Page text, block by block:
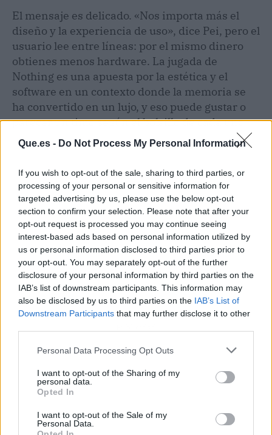
Que.es - Do Not Process My Personal Information
If you wish to opt-out of the sale, sharing to third parties, or
processing of your personal or sensitive information for
targeted advertising by us, please use the below opt-out
section to confirm your selection. Please note that after your
opt-out request is processed you may continue seeing
interest-based ads based on personal information utilized by
us or personal information disclosed to third parties prior to
your opt-out. You may separately opt-out of the further
disclosure of your personal information by third parties on the
IAB’s list of downstream participants. This information may
also be disclosed by us to third parties on the IAB’s List of
Downstream Participants that may further disclose it to other
Personal Data Processing Opt Outs
I want to opt-out of the Sharing of my
personal data.
Opted In
I want to opt-out of the Sale of my
Personal Data.
El mensaje es delicado. «Nos importa más el
diseño y la experiencia de uso», dice Pei, pero el
usuario lee entre líneas: por el mismo dinero
obtienes menos hardware. La jugada de
Nothing es una apuesta por la estética y el
software en un contexto donde la memoria se
ha convertido en un lujo, y eso puede gustar o
parecer un timo según el bolsillo de cada uno.